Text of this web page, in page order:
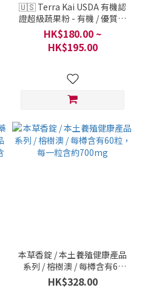
🇺🇸 Terra Kai USDA 有機認
證超級蔬果粉 - 有機 / 優質產
品及食品系列 / 每件 345 克
HK$180.00 ~
HK$195.00
本草香錠 / 本土養殖健康產品
系列 / 榕樹澳 / 每樽含有60
粒，每一粒含約700mg
HK$328.00